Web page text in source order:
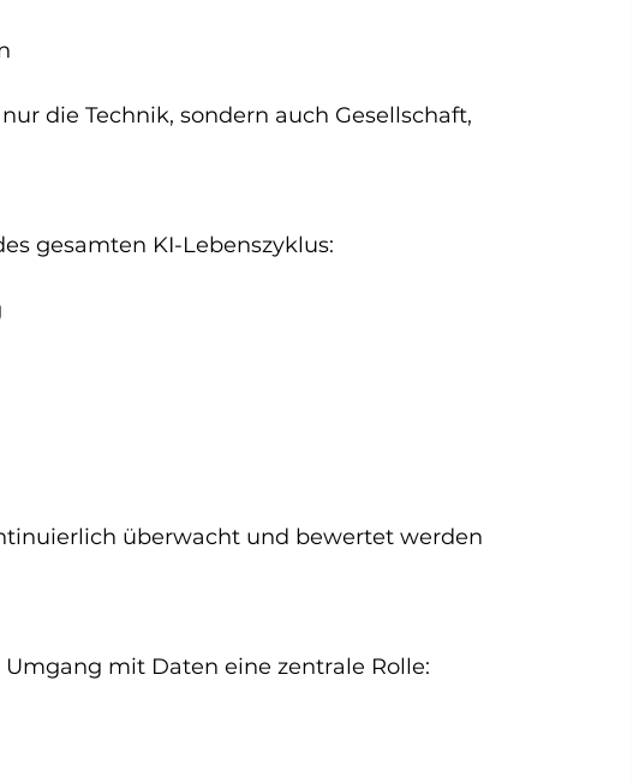
die Technik, sondern auch Gesellschaft,
gesamten KI-Lebenszyklus:
überwacht und bewertet werden
mit Daten eine zentrale Rolle: